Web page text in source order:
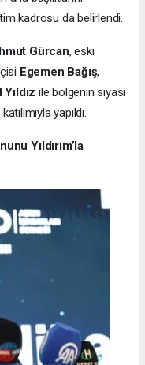
kadrosu da belirlendi.
Gürcan, eski
Egemen Bağış,
ile bölgenin siyasi
yapıldı.
Yıldırım’la